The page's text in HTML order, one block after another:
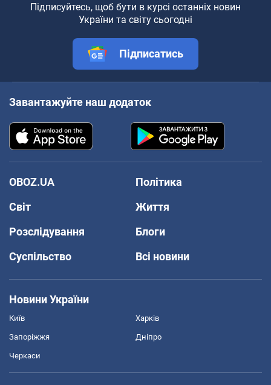
Підписуйтесь, щоб бути в курсі останніх новин
України та світу сьогодні
Підписатись
Завантажуйте наш додаток
OBOZ.UA
Політика
Світ
Життя
Розслідування
Блоги
Суспільство
Всі новини
Новини України
Київ Харків
Запоріжжя Дніпро
Черкаси